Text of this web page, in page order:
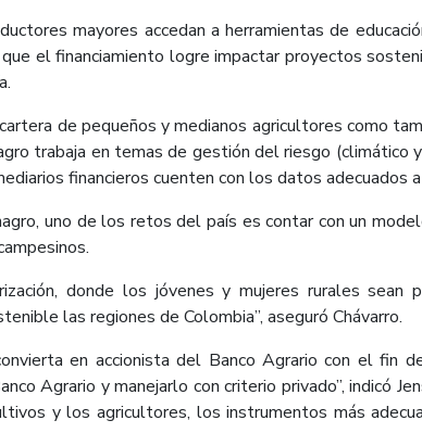
mayores accedan a herramientas de
que el financiamiento logre impactar proyectos
de pequeños y medianos agricultores como
trabaja en temas de gestión del riesgo (climático
financieros cuenten con los datos adecuados
uno de los retos del país es contar con un
donde los jóvenes y mujeres rurales sean
las regiones de Colombia”, aseguró Chávarro.
en accionista del Banco Agrario con el fin
Agrario y manejarlo con criterio privado”, indicó
y los agricultores, los instrumentos más